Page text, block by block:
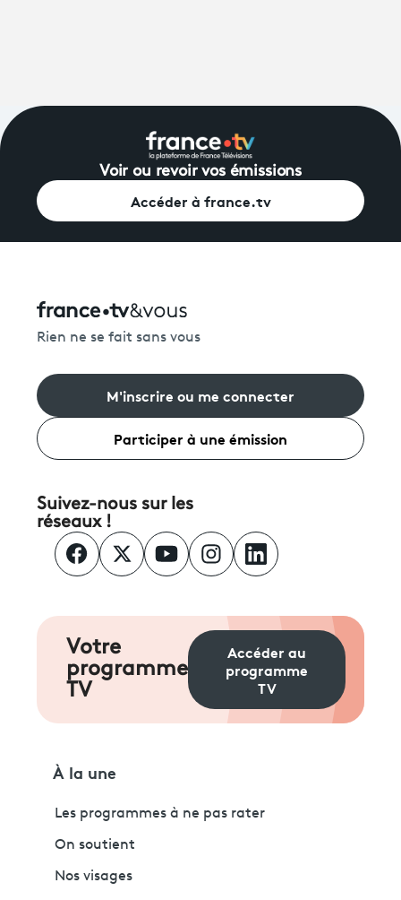
Voir ou revoir vos émissions
Accéder à france.tv
Rien ne se fait sans vous
M'inscrire ou me connecter
Participer à une émission
Suivez-nous sur les
réseaux !
Votre
programme
TV
Accéder au
programme
TV
À la une
Les programmes à ne pas rater
On soutient
Nos visages